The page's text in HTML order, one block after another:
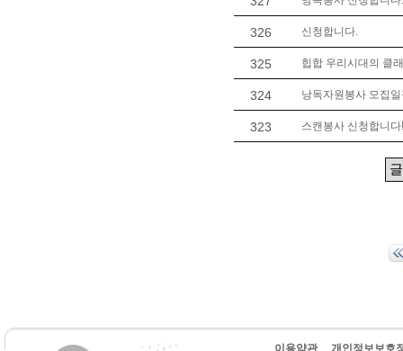
326 신청합니다.
325 힙합 우리시대의 클
324 낭독자원봉사 모집
323 스캔봉사 신청합니다!